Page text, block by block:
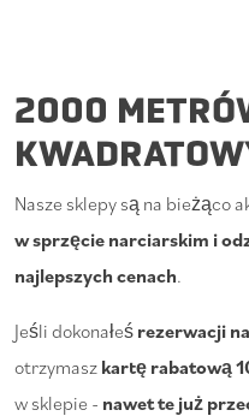
2000
Nasze sklepy są na bieżąco
w sprzęcie narciarskim i
najlepszych cenach.
Jeśli dokonałeś rezerwacji
otrzymasz kartę rabatową
w sklepie - nawet te już